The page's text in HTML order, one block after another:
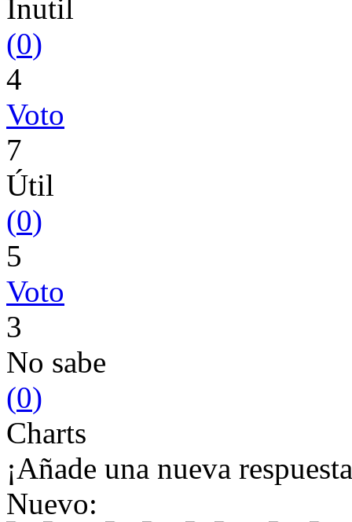
Inutil
(0)
4
Voto
7
Útil
(0)
5
Voto
3
No sabe
(0)
Charts
¡Añade una nueva
Nuevo: